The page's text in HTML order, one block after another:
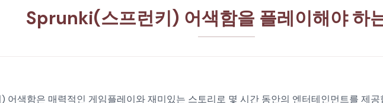
Sprunki(스프런키) 어색함을 플레이해야 하
어색함은 매력적인 게임플레이와 재미있는 스토리로 몇 시간 동안의 엔터테인먼트를 제